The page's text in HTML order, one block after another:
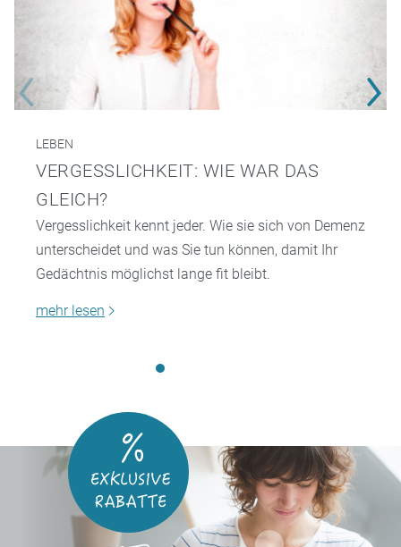
LEBEN
VERGESSLICHKEIT: WIE WAR DAS
GLEICH?
Vergesslichkeit kennt jeder. Wie sie sich von Demenz
unterscheidet und was Sie tun können, damit Ihr
Gedächtnis möglichst lange fit bleibt.
mehr lesen